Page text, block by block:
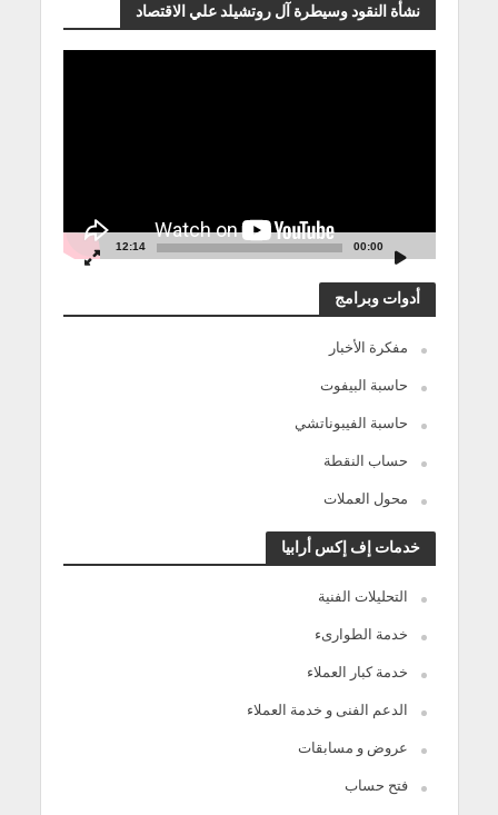
نشأة النقود وسيطرة آل روتشيلد علي الاقتصاد
00:00
12:14
أدوات وبرامج
مفكرة الأخبار
حاسبة البيفوت
حاسبة الفيبوناتشي
حساب النقطة
محول العملات
خدمات إف إكس أرابيا
التحليلات الفنية
خدمة الطوارىء
خدمة كبار العملاء
الدعم الفنى و خدمة العملاء
عروض و مسابقات
فتح حساب